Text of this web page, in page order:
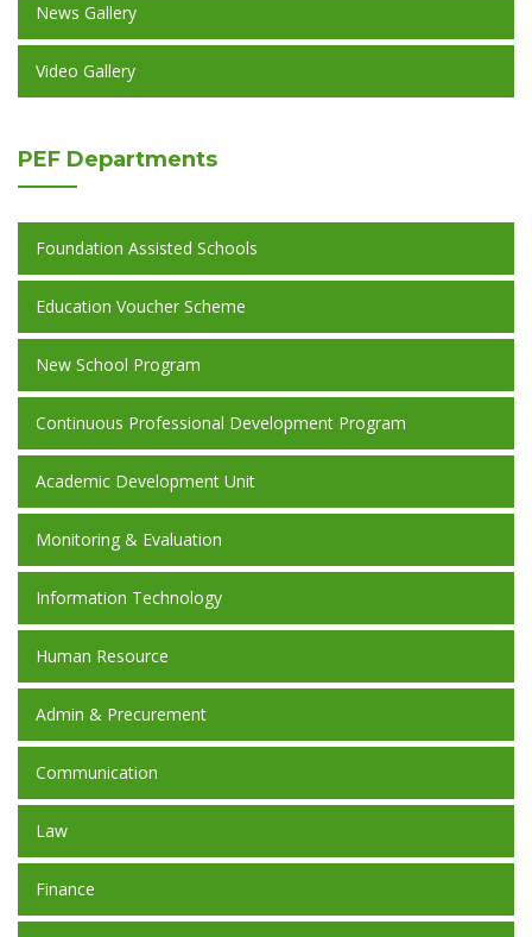
News Gallery
Video Gallery
PEF Departments
Foundation Assisted Schools
Education Voucher Scheme
New School Program
Continuous Professional Development Program
Academic Development Unit
Monitoring & Evaluation
Information Technology
Human Resource
Admin & Precurement
Communication
Law
Finance